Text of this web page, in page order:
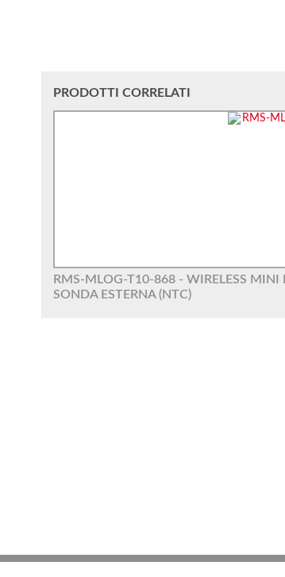
PRODOTTI CORRELATI
RMS-MLOG-T10-868 - WIRELESS MINI
SONDA ESTERNA (NTC)